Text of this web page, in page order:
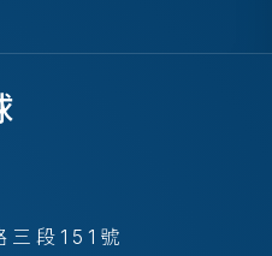
三段151號